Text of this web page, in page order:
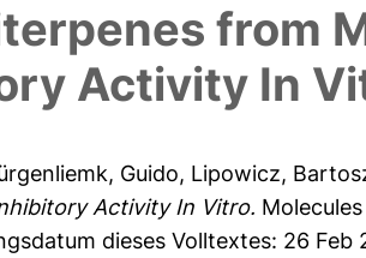
from
Activity In
Guido, Lipowicz,
Activity In Vitro.
dieses Volltextes: 26 Feb